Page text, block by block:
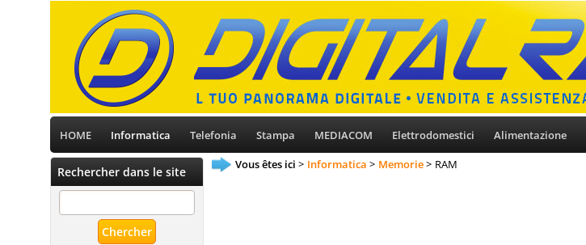
HOME Informatica Telefonia Stampa MEDIACOM Elettrodomestici Alimentazione
Rechercher dans le site Vous êtes ici Informatica Memorie RAM